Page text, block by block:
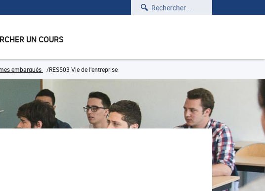
Rechercher
UN COURS
embarqués RES503 Vie de l'entreprise